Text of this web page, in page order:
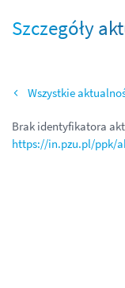
Szczegóły
Wszystkie
Brak identyfikatora
https://in.pzu.pl/ppk/